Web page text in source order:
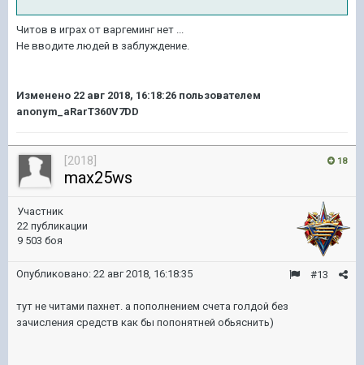
Читов в играх от варгеминг нет ...
Не вводите людей в заблуждение.
Изменено 22 авг 2018, 16:18:26 пользователем
anonym_aRarT360V7DD
18
[2018]
max25ws
Участник
22 публикации
9 503 боя
#13
Опубликовано: 22 авг 2018, 16:18:35
тут не читами пахнет. а пополнением счета голдой без
зачисления средств как бы попонятней обьяснить)